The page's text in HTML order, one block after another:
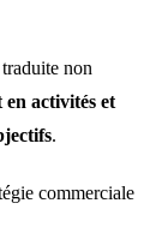
traduite non
en activités et
.
commerciale